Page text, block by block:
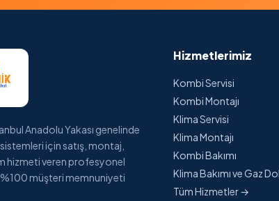
Anadolu Yakası genelinde
için satış, montaj,
hizmeti veren profesyonel
müşteri memnuniyeti
Hizmetlerimiz
Kombi Servisi
Kombi Montajı
Klima Servisi
Klima Montajı
Kombi Bakımı
Klima Bakımı ve Gaz
Tüm Hizmetler →